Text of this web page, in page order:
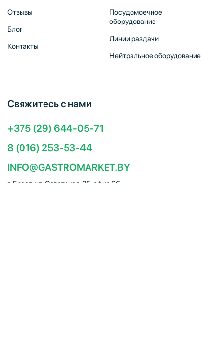
Отзывы
Блог
Контакты
Посудомоечное
оборудование
Линии раздачи
Нейтральное оборудование
Свяжитесь с нами
+375 (29) 644-05-71
8 (016) 253-53-44
INFO@GASTROMARKET.BY
г. Брест, ул. Советская, 25, офис 66